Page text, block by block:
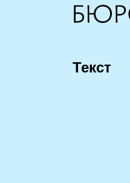
Текст